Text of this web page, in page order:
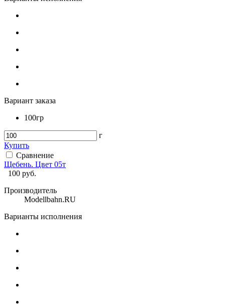
Вариант заказа
100гр
г
Купить
Сравнение
Щебень. Цвет 05т
100 руб.
Производитель
Modellbahn.RU
Варианты исполнения